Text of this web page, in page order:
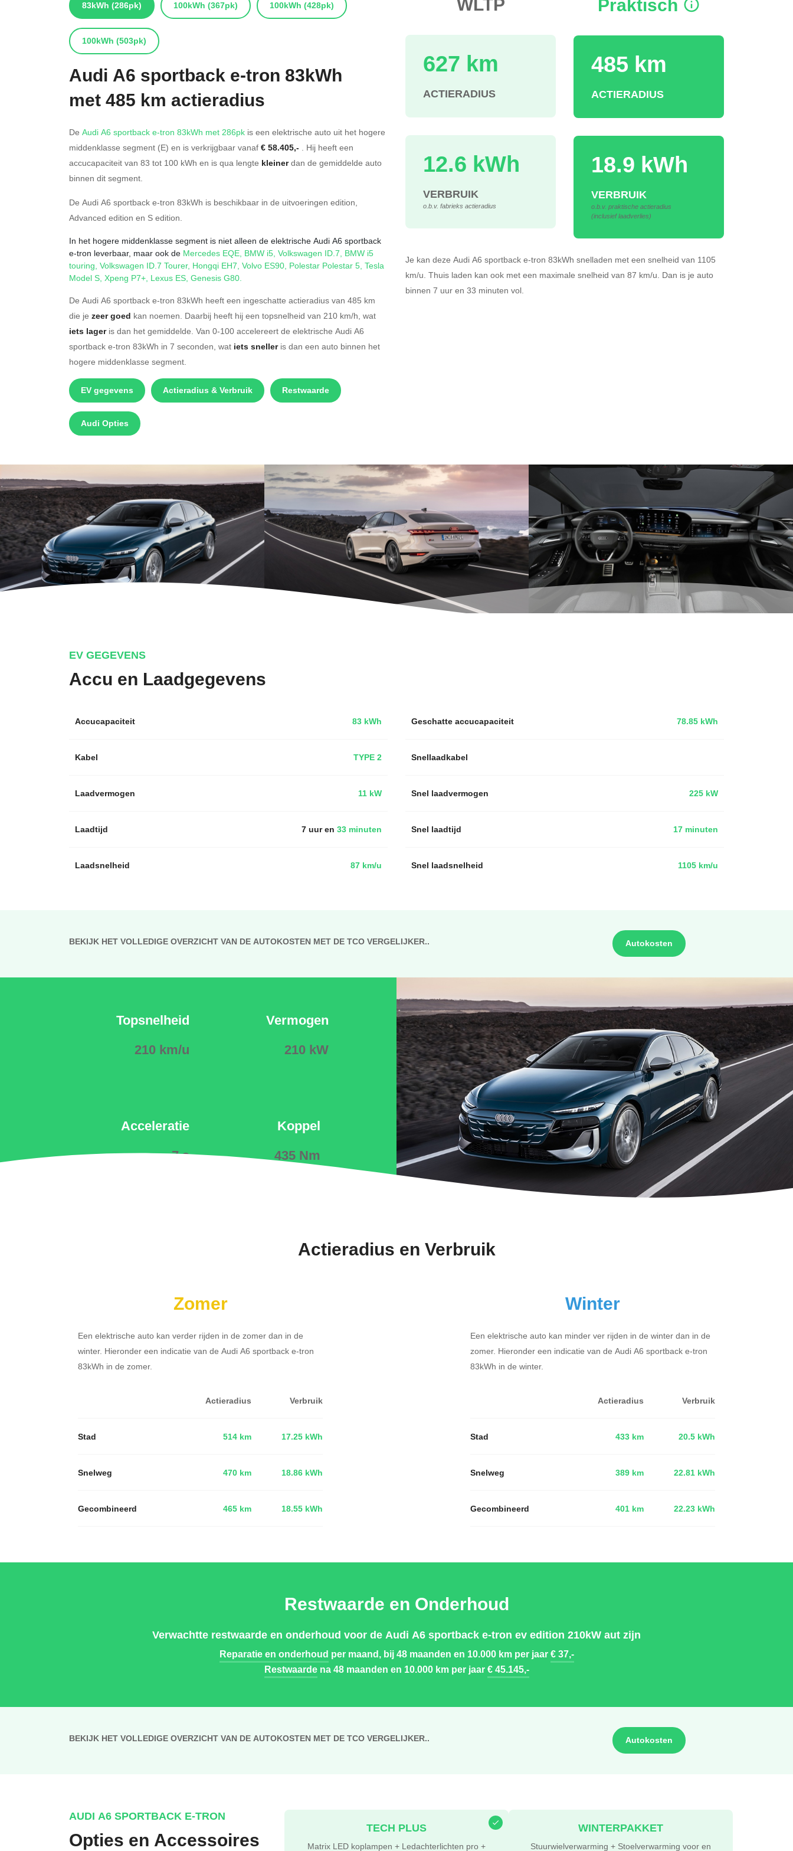
83kWh (286pk) 100kWh (367pk) 100kWh (428pk)
100kWh (503pk)
Audi A6 sportback e-tron 83kWh
met 485 km actieradius
De Audi A6 sportback e-tron 83kWh met 286pk is een elektrische auto uit het hogere
middenklasse segment (E) en is verkrijgbaar vanaf € 58.405,- . Hij heeft een
accucapaciteit van 83 tot 100 kWh en is qua lengte kleinerdan de gemiddelde auto
binnen dit segment.
De Audi A6 sportback e-tron 83kWh is beschikbaar in de uitvoeringen edition,
Advanced edition en S edition.
In het hogere middenklasse segment is niet alleen de elektrische Audi A6 sportback
e-tron leverbaar, maar ook de Mercedes EQE, BMW i5, Volkswagen ID.7, BMW i5
touring, Volkswagen ID.7 Tourer, Hongqi EH7, Volvo ES90, Polestar Polestar 5, Tesla
Model S, Xpeng P7+, Lexus ES, Genesis G80.
De Audi A6 sportback e-tron 83kWh heeft een ingeschatte actieradius van 485 km
die je zeer goed kan noemen. Daarbij heeft hij een topsnelheid van 210 km/h, wat
iets lageris dan het gemiddelde. Van 0-100 accelereert de elektrische Audi A6
sportback e-tron 83kWh in 7 seconden, wat iets snelleris dan een auto binnen het
hogere middenklasse segment.
EV gegevens Actieradius & Verbruik Restwaarde
Audi Opties
627 km
ACTIERADIUS
12.6 kWh
VERBRUIK
o.b.v. fabrieks actieradius
Praktisch
485 km
ACTIERADIUS
18.9 kWh
VERBRUIK
o.b.v. praktische actieradius
(inclusief laadverlies)
Je kan deze Audi A6 sportback e-tron 83kWh snelladen met een snelheid van 1105
km/u. Thuis laden kan ook met een maximale snelheid van 87 km/u. Dan is je auto
binnen 7 uur en 33 minuten vol.
EV GEGEVENS
Accu en Laadgegevens
Accucapaciteit 83 kWh
Kabel TYPE 2
Laadvermogen 11 kW
Laadtijd 7 uur en 33 minuten
Laadsnelheid 87 km/u
78.85 kWh
Geschatte accucapaciteit
Snellaadkabel
Snel laadvermogen 225 kW
Snel laadtijd 17 minuten
Snel laadsnelheid 1105 km/u
BEKIJK HET VOLLEDIGE OVERZICHT VAN DE AUTOKOSTEN MET DE TCO VERGELIJKER.. Autokosten
Topsnelheid
210 km/u
Acceleratie
7 s
Vermogen
210 kW
Koppel
435 Nm
Actieradius en Verbruik
Zomer
Een elektrische auto kan verder rijden in de zomer dan in de
winter. Hieronder een indicatie van de Audi A6 sportback e-tron
83kWh in de zomer.
Actieradius Verbruik
Stad 514 km 17.25 kWh
Snelweg 470 km 18.86 kWh
Gecombineerd 465 km 18.55 kWh
Winter
Een elektrische auto kan minder ver rijden in de winter dan in de
zomer. Hieronder een indicatie van de Audi A6 sportback e-tron
83kWh in de winter.
Actieradius Verbruik
Stad 433 km 20.5 kWh
Snelweg 389 km 22.81 kWh
Gecombineerd 401 km 22.23 kWh
Restwaarde en Onderhoud
Verwachtte restwaarde en onderhoud voor de Audi A6 sportback e-tron ev edition 210kW aut zijn
Reparatie en onderhoud per maand, bij 48 maanden en 10.000 km per jaar€ 37,-
Restwaardena 48 maanden en 10.000 km per jaar€ 45.145,-
BEKIJK HET VOLLEDIGE OVERZICHT VAN DE AUTOKOSTEN MET DE TCO VERGELIJKER.. Autokosten
AUDI A6 SPORTBACK E-TRON
Opties en Accessoires
TECH PLUS
Matrix LED koplampen + Ledachterlichten pro +
WINTERPAKKET
Stuurwielverwarming + Stoelverwarming voor en